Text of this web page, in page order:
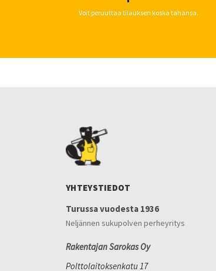
Voit peruuttaa tilauksen koska tahansa.
YHTEYSTIEDOT
Turussa vuodesta 1936
Neljännen sukupolven perheyritys
Rakentajan Sarokas Oy
Polttolaitoksenkatu 17